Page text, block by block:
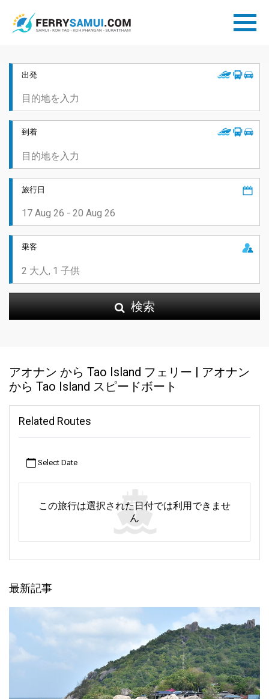
出発
到着
旅行日
乗客
検索
アオナン から Tao Island フェリー | アオナン
から Tao Island スピードボート
Related Routes
Select Date
この旅行は選択された日付では利用できませ
ん
最新記事